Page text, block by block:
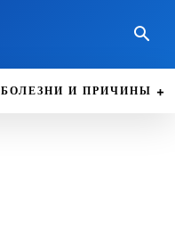
БОЛЕЗНИ И ПРИЧИНЫ